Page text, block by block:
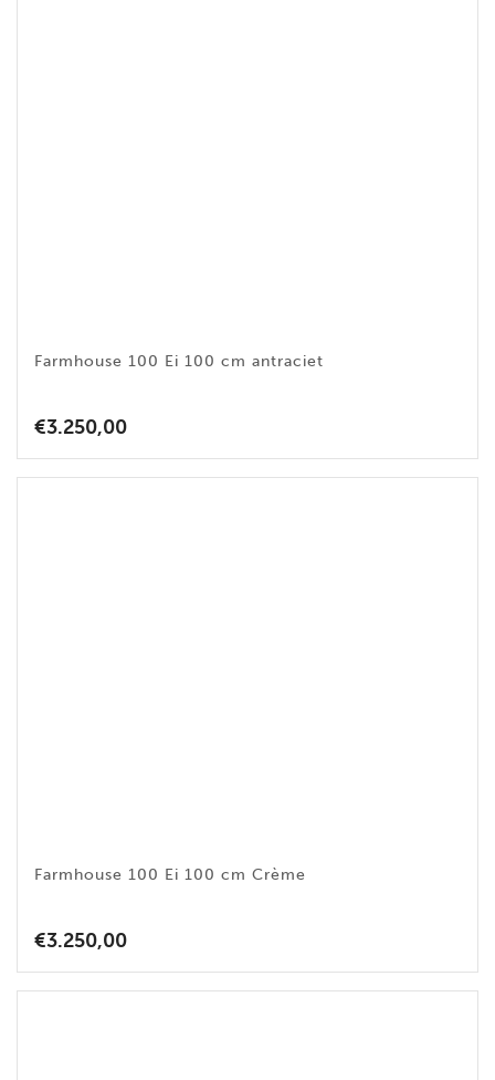
Farmhouse 100 Ei 100 cm antraciet
€3.250,00
Farmhouse 100 Ei 100 cm Crème
€3.250,00